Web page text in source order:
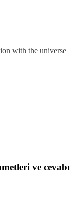
with the universe
ve cevabı